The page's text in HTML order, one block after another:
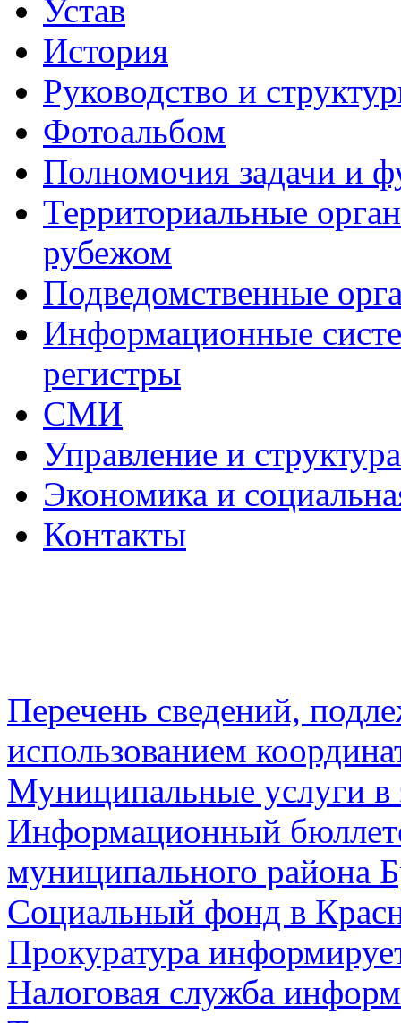
Устав
История
Руководство и
Фотоальбом
Полномочия задачи и
Территориальные
рубежом
Подведомственные
Информационные
регистры
СМИ
Управление и
Экономика и
Контакты
Перечень сведений,
использованием
Муниципальные услуги в
Информационный
муниципального района
Социальный фонд в
Прокуратура
Налоговая служба